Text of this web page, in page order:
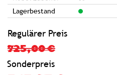
Lagerbestand
Regulärer Preis
725,00 €
Sonderpreis